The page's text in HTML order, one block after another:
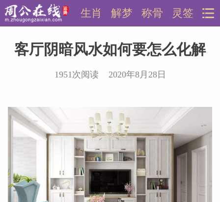
灵签
称骨
解梦
生肖
客厅阴暗风水如何要怎么化解
1951次阅读 2020年8月28日